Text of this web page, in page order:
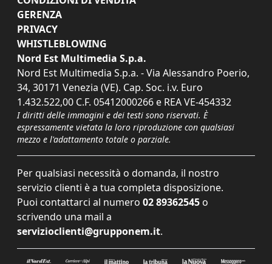
GERENZA
PRIVACY
WHISTLEBLOWING
Nord Est Multimedia S.p.a.
Nord Est Multimedia S.p.a. - Via Alessandro Poerio,
34, 30171 Venezia (VE). Cap. Soc. i.v. Euro
1.432.522,00 C.F. 05412000266 e REA VE-454332
I diritti delle immagini e dei testi sono riservati. È
espressamente vietata la loro riproduzione con qualsiasi
mezzo e l'adattamento totale o parziale.
Per qualsiasi necessità o domanda, il nostro
servizio clienti è a tua completa disposizione.
Puoi contattarci al numero 02 89362545 o
scrivendo una mail a
servizioclienti@grupponem.it.